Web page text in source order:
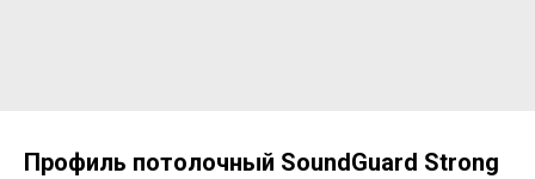
Профиль потолочный SoundGuard Strong